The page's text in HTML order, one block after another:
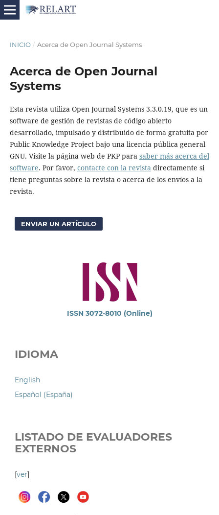
INICIO / Acerca de Open Journal Systems
Acerca de Open Journal
Systems
Esta revista utiliza Open Journal Systems 3.3.0.19, que es un
software de gestión de revistas de código abierto
desarrollado, impulsado y distribuido de forma gratuita por
Public Knowledge Project bajo una licencia pública general
GNU. Visite la página web de PKP para saber más acerca del
software. Por favor, contacte con la revistadirectamente si
tiene preguntas sobre la revista o acerca de los envíos a la
revista.
ENVIAR UN ARTÍCULO
ISSN 3072-8010 (Online)
IDIOMA
English
Español (España)
LISTADO DE EVALUADORES
EXTERNOS
[ver]